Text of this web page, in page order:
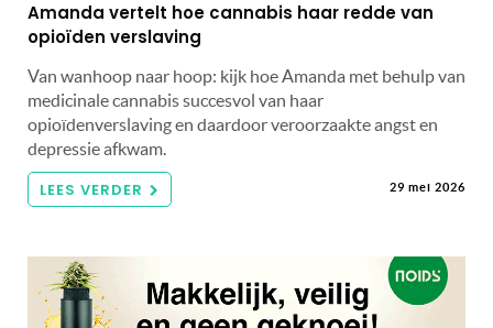
Amanda vertelt hoe cannabis haar redde van
opioïden verslaving
Van wanhoop naar hoop: kijk hoe Amanda met behulp van
medicinale cannabis succesvol van haar
opioïdenverslaving en daardoor veroorzaakte angst en
depressie afkwam.
LEES VERDER 29 mei 2026